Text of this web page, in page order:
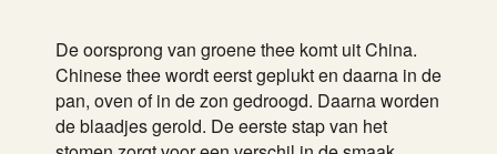
De oorsprong van groene thee komt uit China.
Chinese thee wordt eerst geplukt en daarna in de
pan, oven of in de zon gedroogd. Daarna worden
de blaadjes gerold. De eerste stap van het